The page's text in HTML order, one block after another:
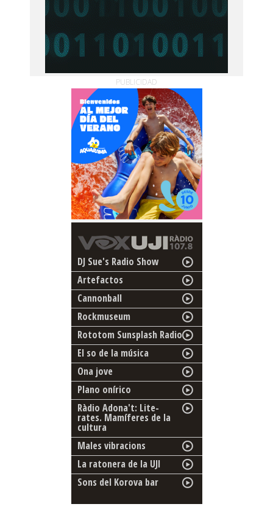
PUBLICIDAD
DJ Sue's Radio Show
Artefactos
Cannonball
Rockmuseum
Rototom Sunsplash Radio
El so de la música
Ona jove
Plano onírico
Ràdio Adona't: Lite-
rates. Mamíferes de la
cultura
Males vibracions
La ratonera de la UJI
Sons del Korova bar